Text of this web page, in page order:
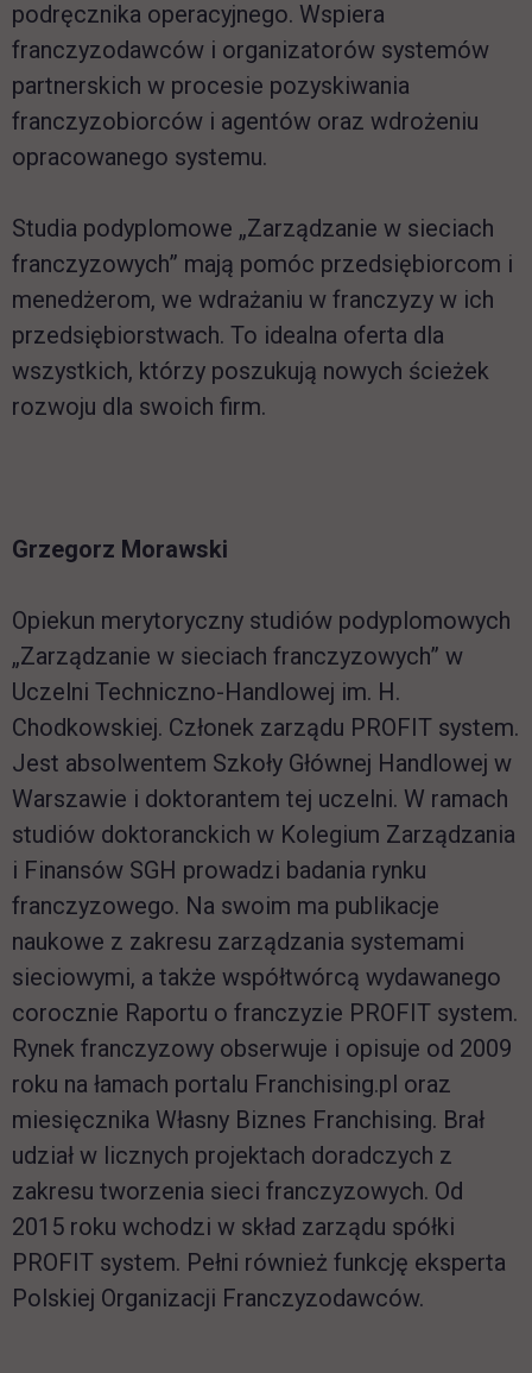
podręcznika operacyjnego. Wspiera
franczyzodawców i organizatorów systemów
partnerskich w procesie pozyskiwania
franczyzobiorców i agentów oraz wdrożeniu
opracowanego systemu.
Studia podyplomowe „Zarządzanie w sieciach
franczyzowych” mają pomóc przedsiębiorcom i
menedżerom, we wdrażaniu w franczyzy w ich
przedsiębiorstwach. To idealna oferta dla
wszystkich, którzy poszukują nowych ścieżek
rozwoju dla swoich firm.
Grzegorz Morawski
Opiekun merytoryczny studiów podyplomowych
„Zarządzanie w sieciach franczyzowych” w
Uczelni Techniczno-Handlowej im. H.
Chodkowskiej. Członek zarządu PROFIT system.
Jest absolwentem Szkoły Głównej Handlowej w
Warszawie i doktorantem tej uczelni. W ramach
studiów doktoranckich w Kolegium Zarządzania
i Finansów SGH prowadzi badania rynku
franczyzowego. Na swoim ma publikacje
naukowe z zakresu zarządzania systemami
sieciowymi, a także współtwórcą wydawanego
corocznie Raportu o franczyzie PROFIT system.
Rynek franczyzowy obserwuje i opisuje od 2009
roku na łamach portalu Franchising.pl oraz
miesięcznika Własny Biznes Franchising. Brał
udział w licznych projektach doradczych z
zakresu tworzenia sieci franczyzowych. Od
2015 roku wchodzi w skład zarządu spółki
PROFIT system. Pełni również funkcję eksperta
Polskiej Organizacji Franczyzodawców.